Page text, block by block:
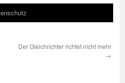
Der Gleichrichter richtet nicht mehr
→